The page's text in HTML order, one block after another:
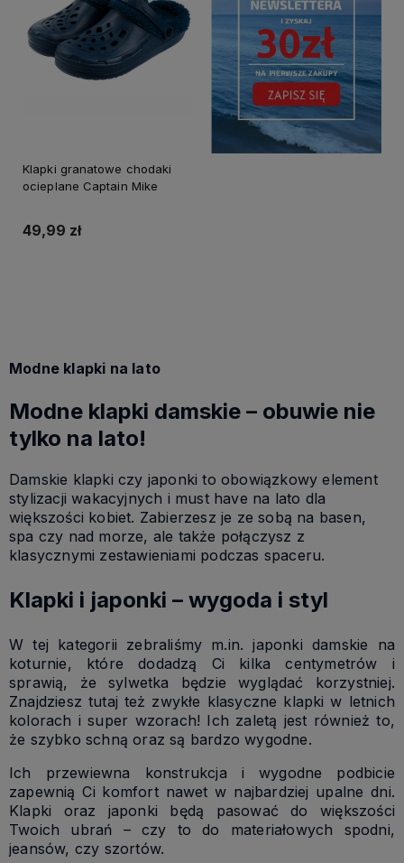
Klapki granatowe chodaki
ocieplane Captain Mike
49,99 zł
Modne klapki na lato
Modne klapki damskie – obuwie nie
tylko na lato!
Damskie klapki czy japonki to obowiązkowy element
stylizacji wakacyjnych i must have na lato dla
większości kobiet. Zabierzesz je ze sobą na basen,
spa czy nad morze, ale także połączysz z
klasycznymi zestawieniami podczas spaceru.
Klapki i japonki – wygoda i styl
W tej kategorii zebraliśmy m.in. japonki damskie na
koturnie, które dodadzą Ci kilka centymetrów i
sprawią, że sylwetka będzie wyglądać korzystniej.
Znajdziesz tutaj też zwykłe klasyczne klapki w letnich
kolorach i super wzorach! Ich zaletą jest również to,
że szybko schną oraz są bardzo wygodne.
Ich przewiewna konstrukcja i wygodne podbicie
zapewnią Ci komfort nawet w najbardziej upalne dni.
Klapki oraz japonki będą pasować do większości
Twoich ubrań – czy to do materiałowych spodni,
jeansów, czy szortów.